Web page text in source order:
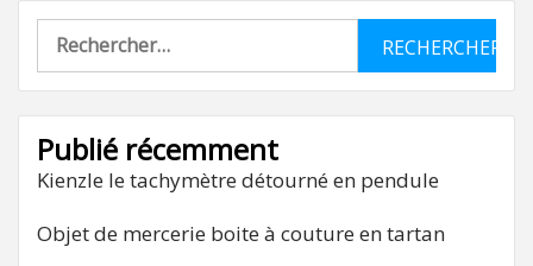
Rechercher :
Publié récemment
Kienzle le tachymètre détourné en pendule
Objet de mercerie boite à couture en tartan